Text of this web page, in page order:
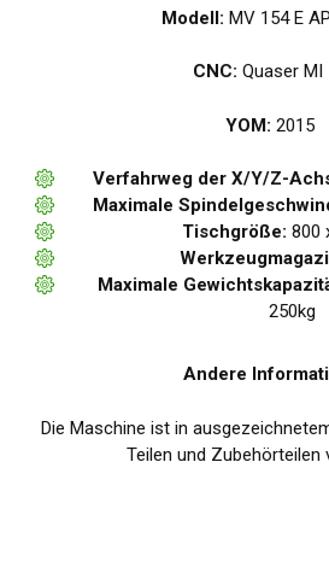
Modell: MV 154 E
CNC: Quaser MI
YOM: 2015
Verfahrweg der X/Y/Z-
Maximale
Tischgröße: 800
Maximale
250kg
Andere
Die Maschine ist in
Teilen und Zubehörteilen